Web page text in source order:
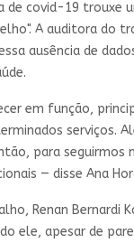
de covid-19 trouxe
A auditora do
ausência de
em função,
serviços.
para seguirmos
— disse Ana
Renan Bernardi
ele, apesar de